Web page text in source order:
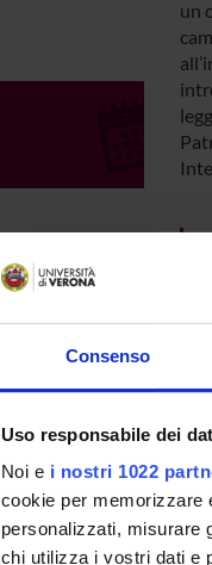
Consenso
Uso responsabile dei
Noi e i nostri 1022
cookie per memorizzare
personalizzati, misurare
chi utilizza i vostri dati e
un